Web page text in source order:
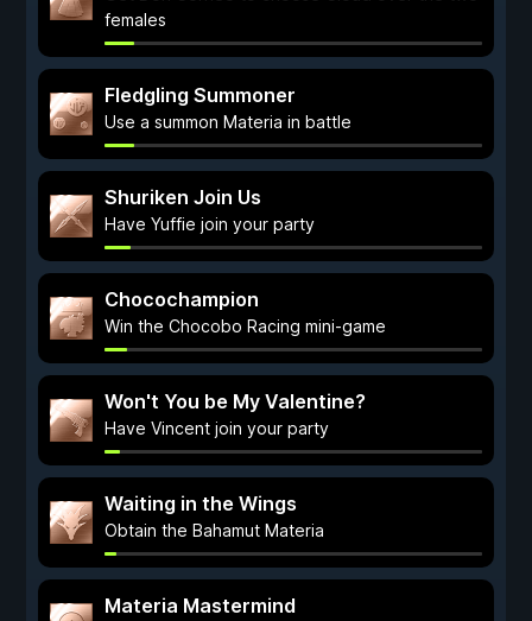
females
Fledgling Summoner
Use a summon Materia in battle
Shuriken Join Us
Have Yuffie join your party
Chocochampion
Win the Chocobo Racing mini-game
Won't You be My Valentine?
Have Vincent join your party
Waiting in the Wings
Obtain the Bahamut Materia
Materia Mastermind